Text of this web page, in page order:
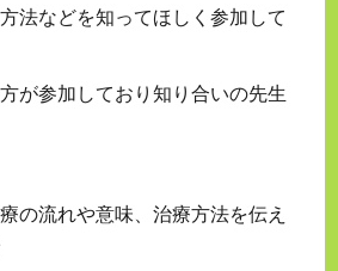
法などを知ってほしく参加して
が参加しており知り合いの先生
の流れや意味、治療方法を伝え